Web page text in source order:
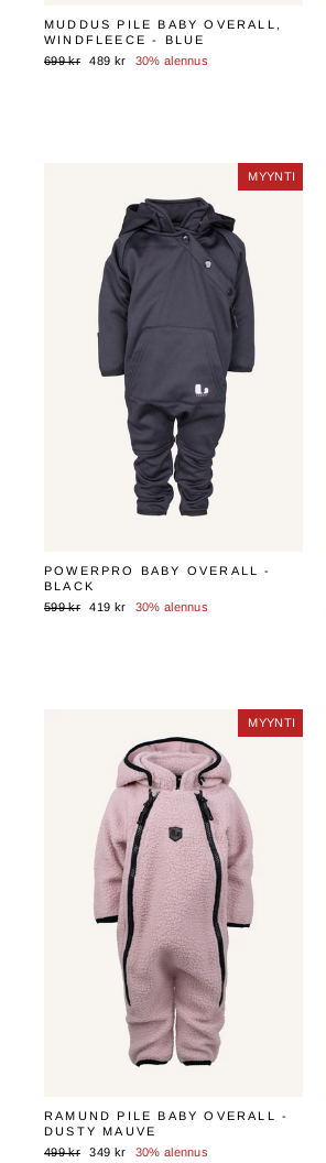
MUDDUS PILE BABY OVERALL,
WINDFLEECE - BLUE
Normaali
699 kr Myyntihinta
489 kr 30% alennus
MYYNTI
MYYNTI
POWERPRO BABY OVERALL -
BLACK
Normaali
599 kr Myyntihinta
419 kr 30% alennus
MYYNTI
MYYNTI
RAMUND PILE BABY OVERALL -
DUSTY MAUVE
Normaali
499 kr Myyntihinta
349 kr 30% alennus